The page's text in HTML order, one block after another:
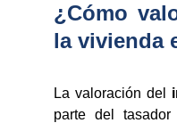
¿Cómo
la vivienda
La valoración del
parte del